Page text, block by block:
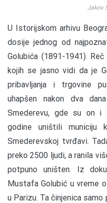
Jakov
U Istorijskom arhivu
dosije jednog od
Golubića (1891-1941).
kojih se jasno vidi da je
pribavljanja i trgovine
uhapšen nakon dva
Smederevu, gde su on i
godine uništili municiju
Smederevskoj tvrđavi.
preko 2500 ljudi, a ranila
potpuno uništen. Iz
Mustafa Golubić u vreme
u Parizu. Ta činjenica